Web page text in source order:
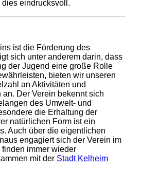
eindrucksvoll.
ist die Förderung des
sich unter anderem darin, dass
der Jugend eine große Rolle
bieten wir unseren
an Aktivitäten und
Der Verein bekennt sich
des Umwelt- und
die Erhaltung der
natürlichen Form ist ein
Auch über die eigentlichen
engagiert sich der Verein im
immer wieder
mit der Stadt Kelheim